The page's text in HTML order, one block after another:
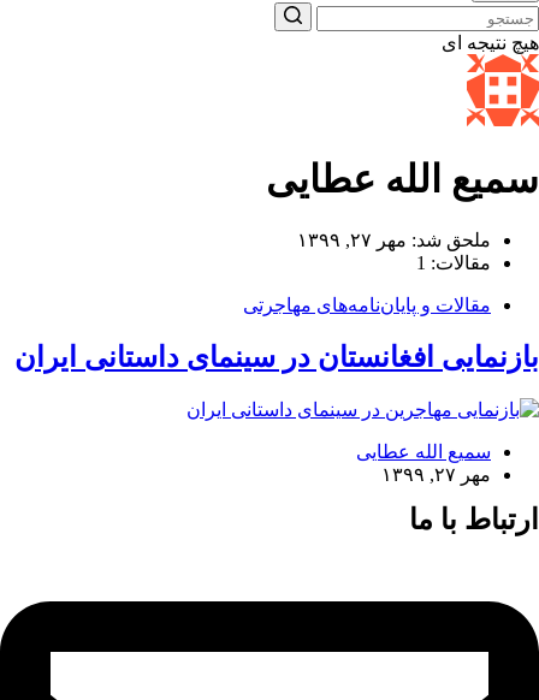
هیچ نتیجه ای
سمیع الله عطایی
ملحق شد: مهر ۲۷, ۱۳۹۹
مقالات: 1
مقالات و پایان‌نامه‌های مهاجرتی
بازنمایی افغانستان در سینمای داستانی ایران
سمیع الله عطایی
مهر ۲۷, ۱۳۹۹
ارتباط با ما